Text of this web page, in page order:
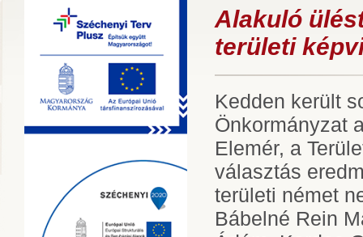
Alakuló
területi
Kedden került
Önkormányzat
Elemér, a
választás
területi német
Bábelné Rein